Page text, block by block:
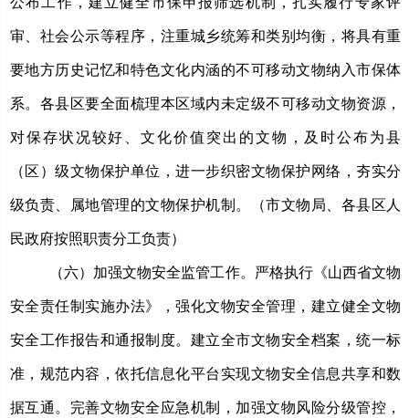
审、社会公示等程序，注重城乡统筹和类别均衡，将具有重
要地方历史记忆和特色文化内涵的不可移动文物纳入市保体
系。各县区要全面梳理本区域内未定级不可移动文物资源，
对保存状况较好、文化价值突出的文物，及时公布为县
（区）级文物保护单位，进一步织密文物保护网络，夯实分
级负责、属地管理的文物保护机制。（市文物局、各县区人
民政府按照职责分工负责）
（六）加强文物安全监管工作。 严格执行《山西省文物
安全责任制实施办法》，强化文物安全管理，建立健全文物
安全工作报告和通报制度。建立全市文物安全档案，统一标
准，规范内容，依托信息化平台实现文物安全信息共享和数
据互通。完善文物安全应急机制，加强文物风险分级管控，